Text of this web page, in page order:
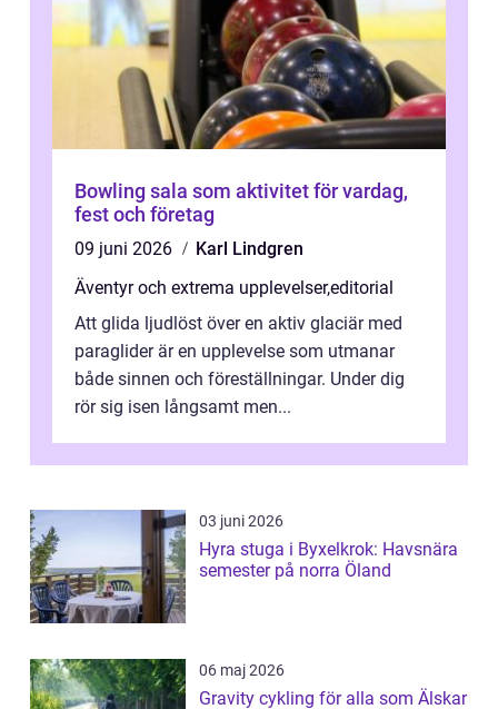
Bowling sala som aktivitet för vardag,
fest och företag
09 juni 2026
Karl Lindgren
Äventyr och extrema upplevelser,editorial
Att glida ljudlöst över en aktiv glaciär med
paraglider är en upplevelse som utmanar
både sinnen och föreställningar. Under dig
rör sig isen långsamt men...
03 juni 2026
Hyra stuga i Byxelkrok: Havsnära
semester på norra Öland
06 maj 2026
Gravity cykling för alla som Älskar